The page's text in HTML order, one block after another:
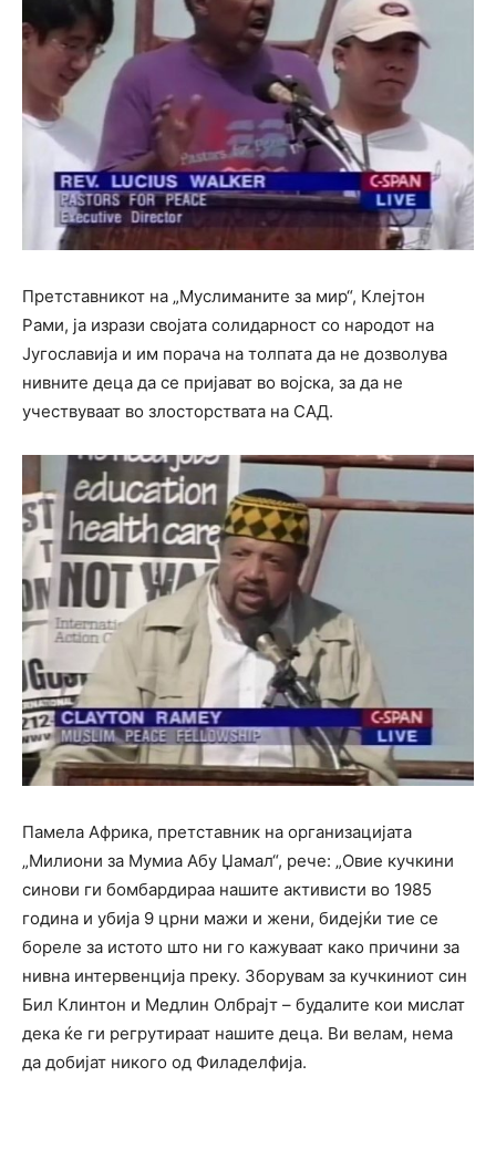
Претставникот на „Муслиманите за мир“, Клејтон
Рами, ја изрази својата солидарност со народот на
Југославија и им порача на толпата да не дозволува
нивните деца да се пријават во војска, за да не
учествуваат во злосторствата на САД.
Памела Африка, претставник на организацијата
„Милиони за Мумиа Абу Џамал“, рече: „Овие кучкини
синови ги бомбардираа нашите активисти во 1985
година и убија 9 црни мажи и жени, бидејќи тие се
бореле за истото што ни го кажуваат како причини за
нивна интервенција преку. Зборувам за кучкиниот син
Бил Клинтон и Медлин Олбрајт – будалите кои мислат
дека ќе ги регрутираат нашите деца. Ви велам, нема
да добијат никого од Филаделфија.